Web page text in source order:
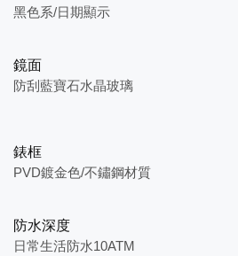
黑色系/日期顯示
鏡面
防刮藍寶石水晶玻璃
錶框
PVD鍍金色/不鏽鋼材質
防水深度
日常生活防水10ATM